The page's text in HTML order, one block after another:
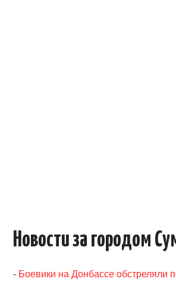
Новости за городом
- Боевики на Донбассе обстреляли